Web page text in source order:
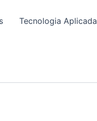
Tecnologia Aplicada